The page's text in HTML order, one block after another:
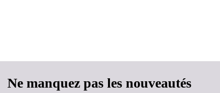
Ne manquez pas les nouveautés